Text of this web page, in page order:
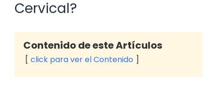
Cervical?
Contenido de este Artículos
click para ver el Contenido